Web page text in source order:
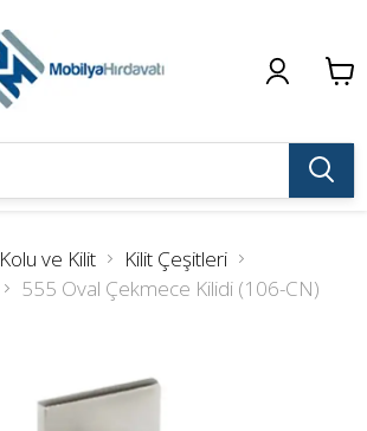
ve Kilit
Kilit Çeşitleri
555 Oval Çekmece Kilidi (106-CN)